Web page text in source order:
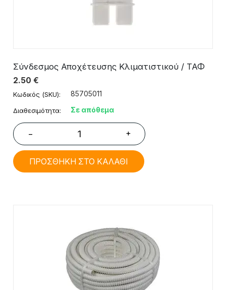
Σύνδεσμος Αποχέτευσης Κλιματιστικού / ΤΑΦ
2.50 €
Κωδικός (SKU): 85705011
Διαθεσιμότητα: Σε απόθεμα
− +
ΠΡΟΣΘΗΚΗ ΣΤΟ ΚΑΛΑΘΙ